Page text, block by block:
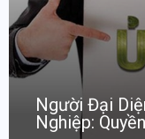
Người Đại
Nghiệp: